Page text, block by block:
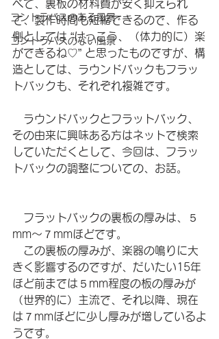
コントラバスのある風景
コントラバスのない風景
べて、裏板の材料費が安く抑えられ
て、製作時間も短縮できるので、作る
側としては “けっこう、（体力的に）楽
ができるね♡” と思ったものですが、構
造としては、ラウンドバックもフラッ
トバックも、それぞれ複雑です。
ラウンドバックとフラットバック、
その由来に興味ある方はネットで検索
していただくとして、今回は、フラッ
トバックの調整についての、お話。
フラットバックの裏板の厚みは、５
mm〜７mmほどです。
この裏板の厚みが、楽器の鳴りに大
きく影響するのですが、だいたい15年
ほど前までは５mm程度の板の厚みが
（世界的に）主流で、それ以降、現在
は７mmほどに少し厚みが増しているよ
うです。